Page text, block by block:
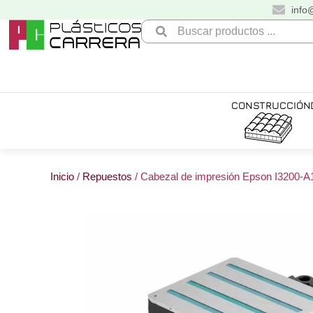
contenido
Search
CONSTRUCCIÓN
Inicio / Repuestos / Cabezal de impresión Epson I3200-